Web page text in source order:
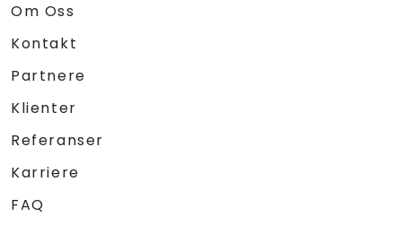
Om Oss
Kontakt
Partnere
Klienter
Referanser
Karriere
FAQ